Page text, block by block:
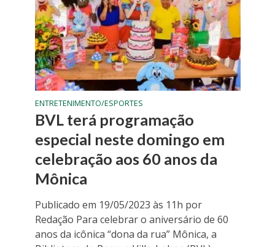
ENTRETENIMENTO/ESPORTES
BVL terá programação
especial neste domingo em
celebração aos 60 anos da
Mônica
Publicado em 19/05/2023 às 11h por
Redação Para celebrar o aniversário de 60
anos da icônica “dona da rua” Mônica, a